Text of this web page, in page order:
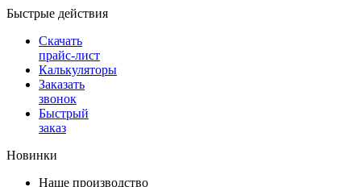
Быстрые действия
Скачать
прайс-лист
Калькуляторы
Заказать
звонок
Быстрый
заказ
Новинки
Наше производство